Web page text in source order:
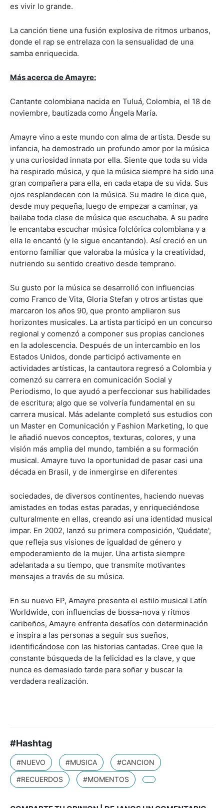
es vivir lo grande.
La canción tiene una fusión explosiva de ritmos urbanos,
donde el rap se entrelaza con la sensualidad de una
samba enriquecida.
Más acerca de Amayre:
Cantante colombiana nacida en Tuluá, Colombia, el 18 de
noviembre, bautizada como Ángela María.
Amayre vino a este mundo con alma de artista. Desde su
infancia, ha demostrado un profundo amor por la música
y una curiosidad innata por ella. Siente que toda su vida
ha respirado música, y que la música siempre ha sido una
gran compañera para ella, en cada etapa de su vida. Sus
ojos resplandecen con la música. Su madre le dice que,
desde muy pequeña, luego de empezar a caminar, ya
bailaba toda clase de música que escuchaba. A su padre
le encantaba escuchar música folclórica colombiana y a
ella le encantó (y le sigue encantando). Así creció en un
entorno familiar que valoraba la música y la creatividad,
nutriendo su sentido creativo desde temprano.
Su gusto por la música se desarrolló con influencias
como Franco de Vita, Gloria Stefan y otros artistas que
marcaron los años 90, que pronto ampliaron sus
horizontes musicales. La artista participó en un concurso
regional y comenzó a componer sus propias canciones
en la adolescencia. Después de un intercambio en los
Estados Unidos, donde participó activamente en
actividades artísticas, la cantautora regresó a Colombia y
comenzó su carrera en comunicación Social y
Periodismo, lo que ayudó a perfeccionar sus habilidades
de escritura; algo que se volvería fundamental en su
carrera musical. Más adelante completó sus estudios con
un Master en Comunicación y Fashion Marketing, lo que
le añadió nuevos conceptos, texturas, colores, y una
visión más amplia del mundo, también a su formación
musical. Amayre tuvo la oportunidad de pasar casi una
década en Brasil, y de inmergirse en diferentes
sociedades, de diversos continentes, haciendo nuevas
amistades en todas estas paradas, y enriqueciéndose
culturalmente en ellas, creando así una identidad musical
impar. En 2002, lanzó su primera composición, 'Quédate',
que refleja sus visiones de igualdad de género y
empoderamiento de la mujer. Una artista siempre
adelantada a su tiempo, que transmite motivantes
mensajes a través de su música.
En su nuevo EP, Amayre presenta el estilo musical Latín
Worldwide, con influencias de bossa-nova y ritmos
caribeños, Amayre enfrenta desafíos con determinación
e inspira a las personas a seguir sus sueños,
identificándose con las historias cantadas. Cree que la
constante búsqueda de la felicidad es la clave, y que
nunca es demasiado tarde para soñar y buscar la
verdadera realización.
#Hashtag
#NUEVO #MUSICA
#CANCION
#RECUERDOS
#MOMENTOS